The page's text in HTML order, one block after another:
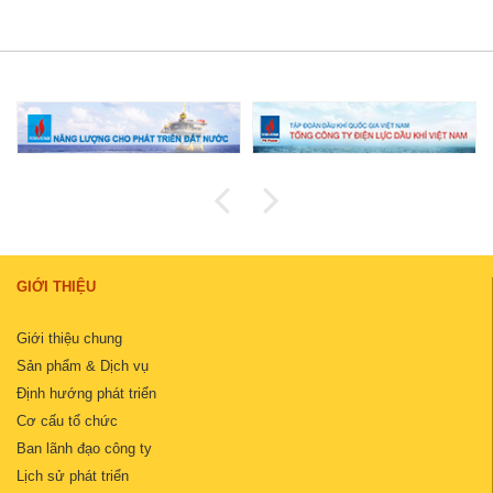
GIỚI THIỆU
Giới thiệu chung
Sản phẩm & Dịch vụ
Định hướng phát triển
Cơ cấu tổ chức
Ban lãnh đạo công ty
Lịch sử phát triển